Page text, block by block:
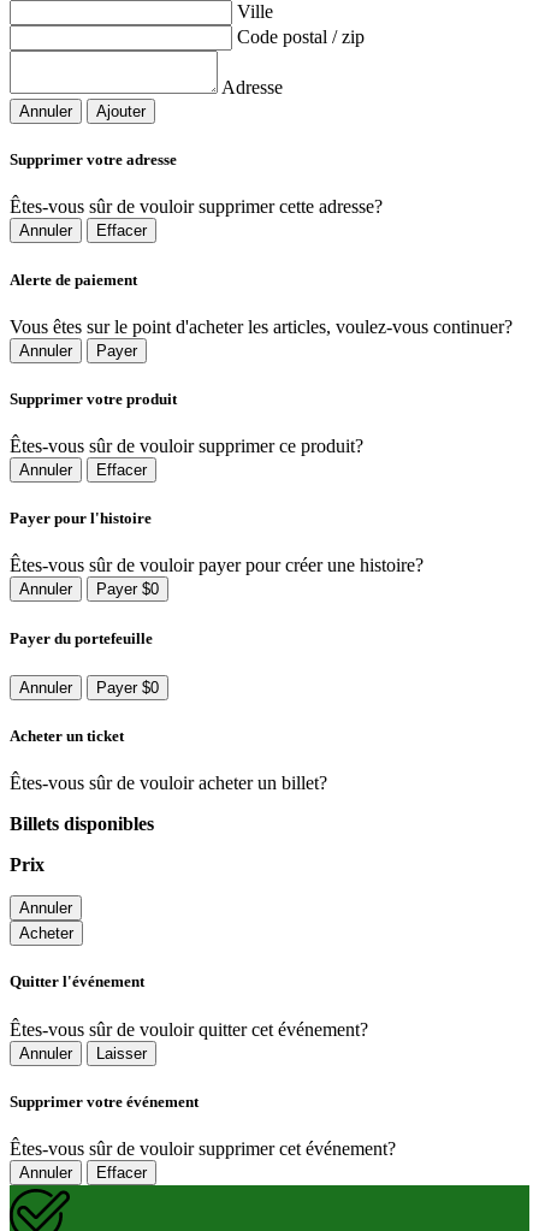
Ville
Code postal / zip
Adresse
Annuler Ajouter
Supprimer votre adresse
Êtes-vous sûr de vouloir supprimer cette adresse?
Annuler Effacer
Alerte de paiement
Vous êtes sur le point d'acheter les articles, voulez-vous continuer?
Annuler Payer
Supprimer votre produit
Êtes-vous sûr de vouloir supprimer ce produit?
Annuler Effacer
Payer pour l'histoire
Êtes-vous sûr de vouloir payer pour créer une histoire?
Annuler Payer $0
Payer du portefeuille
Annuler Payer $0
Acheter un ticket
Êtes-vous sûr de vouloir acheter un billet?
Billets disponibles
Prix
Annuler
Acheter
Quitter l'événement
Êtes-vous sûr de vouloir quitter cet événement?
Annuler Laisser
Supprimer votre événement
Êtes-vous sûr de vouloir supprimer cet événement?
Annuler Effacer